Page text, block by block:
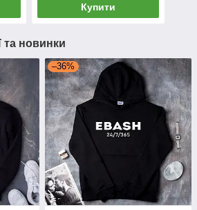
Купити
та новинки
–36%